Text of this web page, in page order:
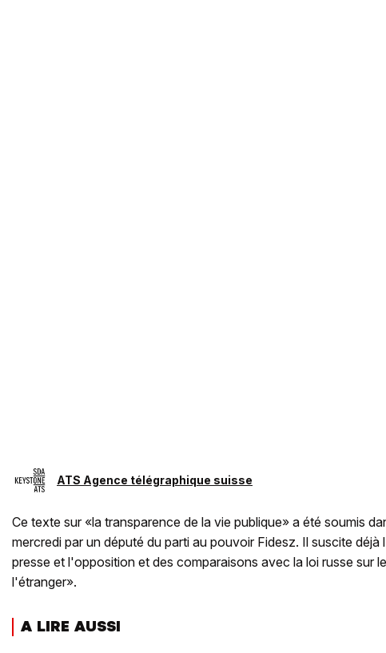
ATS Agence télégraphique suisse
Ce texte sur «la transparence de la vie publique» a été soumis
mercredi par un député du parti au pouvoir Fidesz. Il suscite déjà
presse et l'opposition et des comparaisons avec la loi russe sur
l'étranger».
A LIRE AUSSI